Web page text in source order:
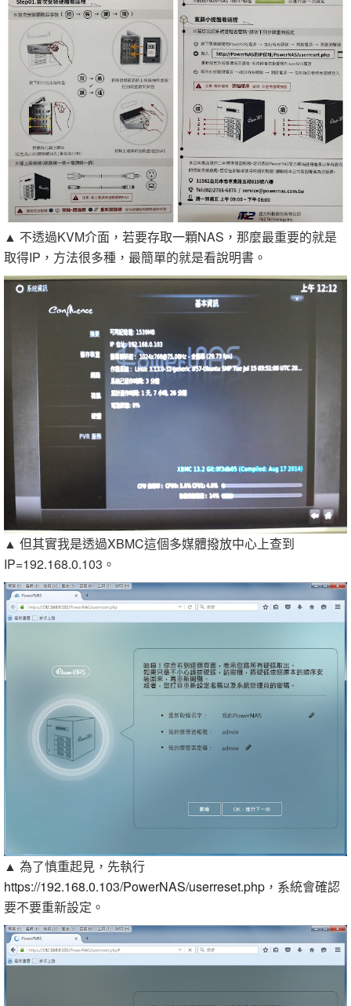
▲ 不透過KVM介面，若要存取一顆NAS，那麼最重要的就是
取得IP，方法很多種，最簡單的就是看說明書。
▲ 但其實我是透過XBMC這個多媒體撥放中心上查到
IP=192.168.0.103。
▲ 為了慎重起見，先執行
https://192.168.0.103/PowerNAS/userreset.php ，系統會確認
要不要重新設定。